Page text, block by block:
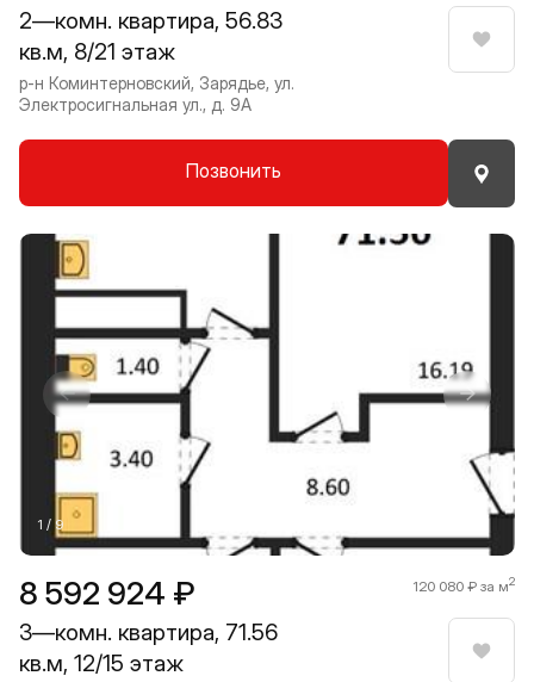
2—комн. квартира, 56.83
кв.м, 8/21 этаж
р-н Коминтерновский, Зарядье, ул.
Электросигнальная ул., д. 9А
Позвонить
8 592 924 ₽ 120 080 ₽ за м2
3—комн. квартира, 71.56
кв.м, 12/15 этаж
1 / 9
Прокрутить влево